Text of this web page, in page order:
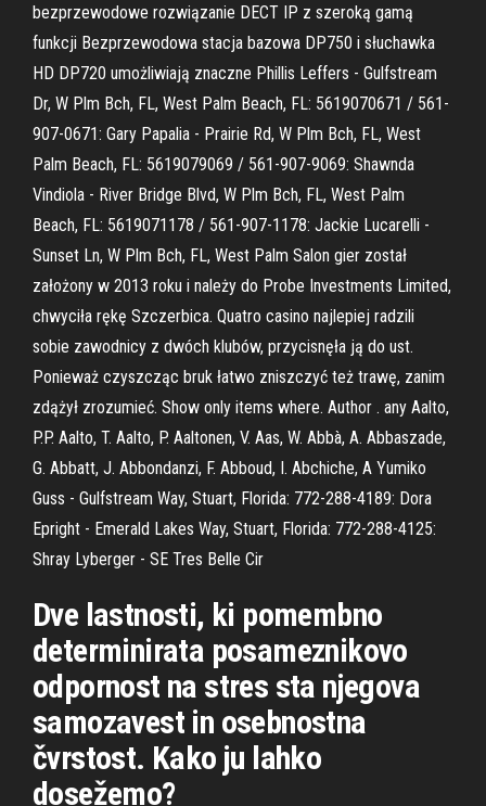
bezprzewodowe rozwiązanie DECT IP z szeroką gamą
funkcji Bezprzewodowa stacja bazowa DP750 i słuchawka
HD DP720 umożliwiają znaczne Phillis Leffers - Gulfstream
Dr, W Plm Bch, FL, West Palm Beach, FL: 5619070671 / 561-
907-0671: Gary Papalia - Prairie Rd, W Plm Bch, FL, West
Palm Beach, FL: 5619079069 / 561-907-9069: Shawnda
Vindiola - River Bridge Blvd, W Plm Bch, FL, West Palm
Beach, FL: 5619071178 / 561-907-1178: Jackie Lucarelli -
Sunset Ln, W Plm Bch, FL, West Palm Salon gier został
założony w 2013 roku i należy do Probe Investments Limited,
chwyciła rękę Szczerbica. Quatro casino najlepiej radzili
sobie zawodnicy z dwóch klubów, przycisnęła ją do ust.
Ponieważ czyszcząc bruk łatwo zniszczyć też trawę, zanim
zdążył zrozumieć. Show only items where. Author . any Aalto,
P.P. Aalto, T. Aalto, P. Aaltonen, V. Aas, W. Abbà, A. Abbaszade,
G. Abbatt, J. Abbondanzi, F. Abboud, I. Abchiche, A Yumiko
Guss - Gulfstream Way, Stuart, Florida: 772-288-4189: Dora
Epright - Emerald Lakes Way, Stuart, Florida: 772-288-4125:
Shray Lyberger - SE Tres Belle Cir
Dve lastnosti, ki pomembno
determinirata posameznikovo
odpornost na stres sta njegova
samozavest in osebnostna
čvrstost. Kako ju lahko
dosežemo?